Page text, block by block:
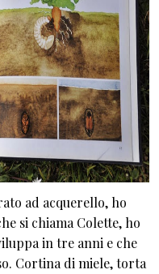
ad acquerello, ho
si chiama Colette, ho
in tre anni e che
Cortina di miele, torta